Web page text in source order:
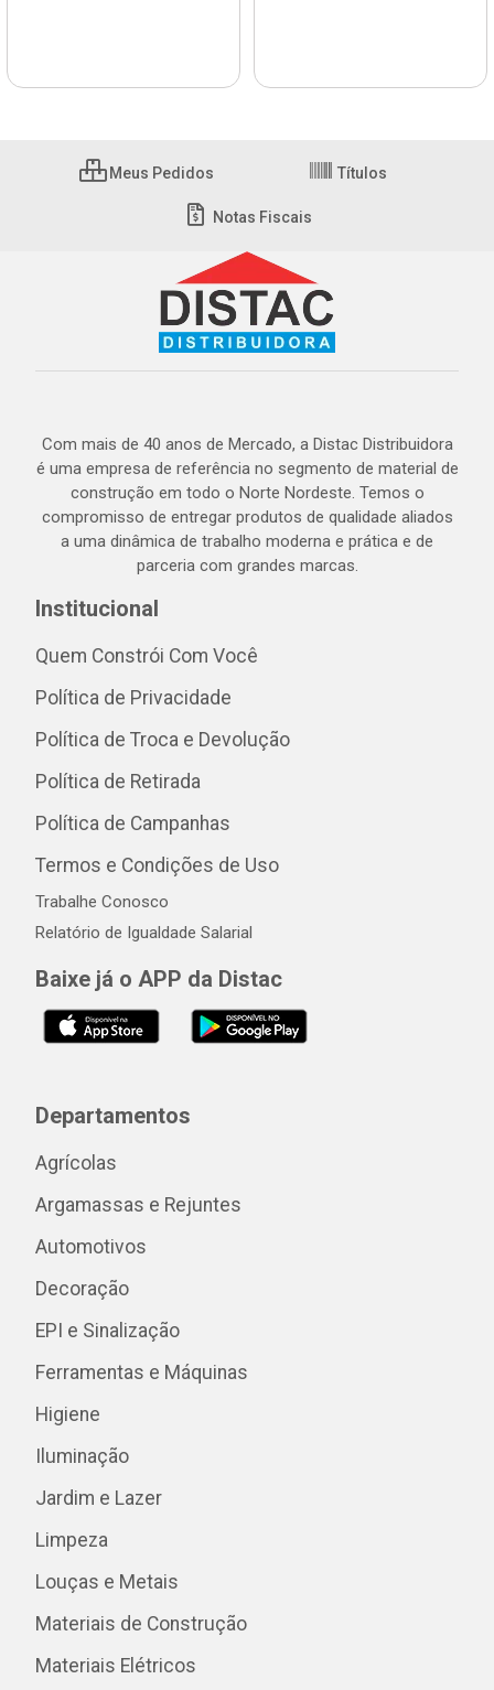
Meus Pedidos Títulos
Notas Fiscais
Com mais de 40 anos de Mercado, a Distac Distribuidora
é uma empresa de referência no segmento de material de
construção em todo o Norte Nordeste. Temos o
compromisso de entregar produtos de qualidade aliados
a uma dinâmica de trabalho moderna e prática e de
parceria com grandes marcas.
Institucional
Quem Constrói Com Você
Política de Privacidade
Política de Troca e Devolução
Política de Retirada
Política de Campanhas
Termos e Condições de Uso
Trabalhe Conosco
Relatório de Igualdade Salarial
Baixe já o APP da Distac
Departamentos
Agrícolas
Argamassas e Rejuntes
Automotivos
Decoração
EPI e Sinalização
Ferramentas e Máquinas
Higiene
Iluminação
Jardim e Lazer
Limpeza
Louças e Metais
Materiais de Construção
Materiais Elétricos